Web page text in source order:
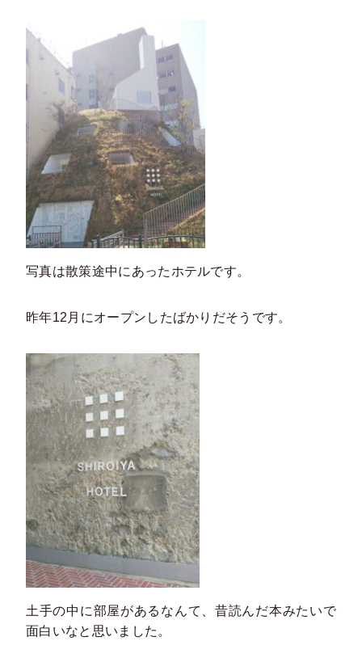
写真は散策途中にあったホテルです。
昨年12月にオープンしたばかりだそうです。
土手の中に部屋があるなんて、昔読んだ本みたいで
面白いなと思いました。